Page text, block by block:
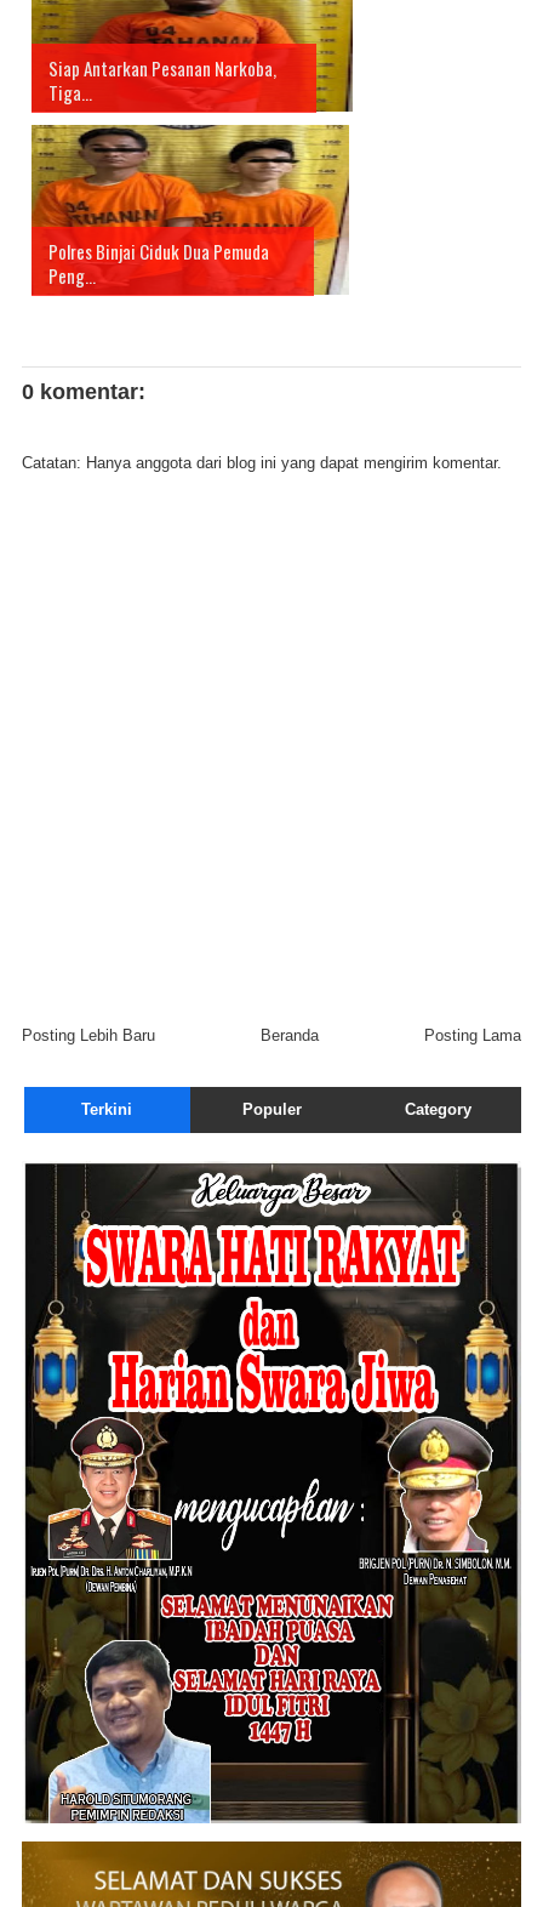
Siap Antarkan Pesanan Narkoba,
Tiga...
Polres Binjai Ciduk Dua Pemuda
Peng...
0 komentar:
Catatan: Hanya anggota dari blog ini yang dapat mengirim komentar.
Posting Lebih Baru Posting Lama
Beranda
Terkini Populer Category